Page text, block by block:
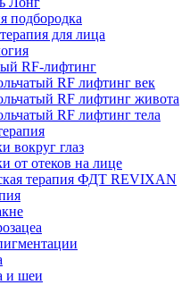
подбородка
для лица
RF-лифтинг
RF лифтинг век
RF лифтинг живота
RF лифтинг тела
вокруг глаз
от отеков на лице
терапия ФДТ REVIXAN
и шеи